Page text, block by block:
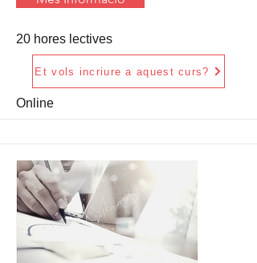
20 hores lectives
Et vols incriure a aquest curs?
Online